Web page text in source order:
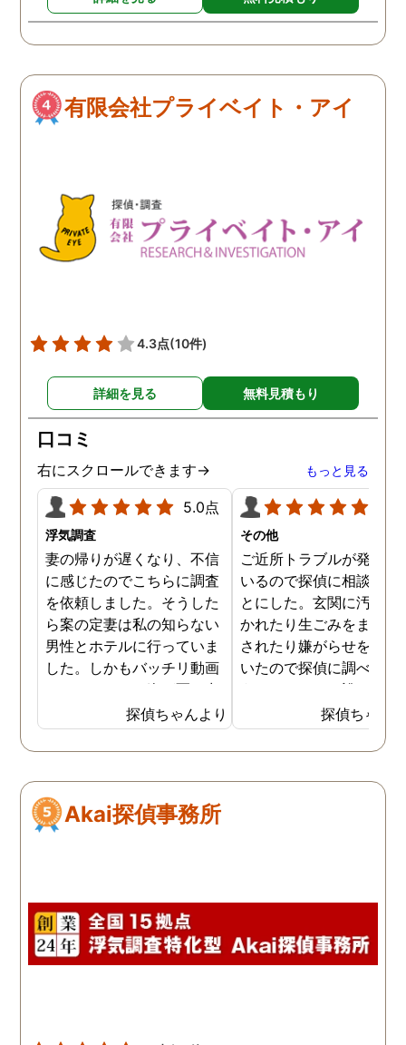
ら数日、浮気をしている
もと思って旦那の様子を
思える事がいくつも出て
たので、次の週もう一度
することができたのも良
ったです。 調査中も旦
毎日のように離婚を迫っ
れそうになる中でとても
強かったです。 仕事と
ださっていたり、親身に
ドバイスをくださったこ
で色々冷静にこれまでの
とも見直す事ができ、契
を結んだ時に期待してい
以上のものを得られまし
た。 本当にありがとう
いました。 急なお願い
対応してくださったりし
調査員の皆様にも感謝で
すなかで、また行き詰ま
事もあると思うのでその
い。 頼りにしています！
有限会社プライベイト・アイ
4.3点(10件)
詳細を見る 無料見積もり
口コミ
右にスクロールできます→ もっと見る
5.0点
浮気調査
妻の帰りが遅くなり、不信
に感じたのでこちらに調査
を依頼しました。そうした
ら案の定妻は私の知らない
男性とホテルに行っていま
した。しかもバッチリ動画
でキスしている姿が写し出
されていました。本当にシ
ョックでしたが、これでス
ッキリしました。裁判では
士と一緒に戦っていこうと
思います。探偵に支払った
ますから。」と言う探偵か
らの言葉には本当に励まさ
れました。これからも弁護
探偵ちゃんより
その他
ご近所トラブルが発生し
いるので探偵に相談する
とにした。玄関に汚物を
かれたり生ごみをまき散
されたり嫌がらせを受け
いたので探偵に調べても
うことにした。誰がやっ
いるのか何が原因なのか
べてもらうと隣の奥さん
った。痴呆症が進み被害
だ。普段は普通なのに夜
探偵ちゃん
Akai探偵事務所